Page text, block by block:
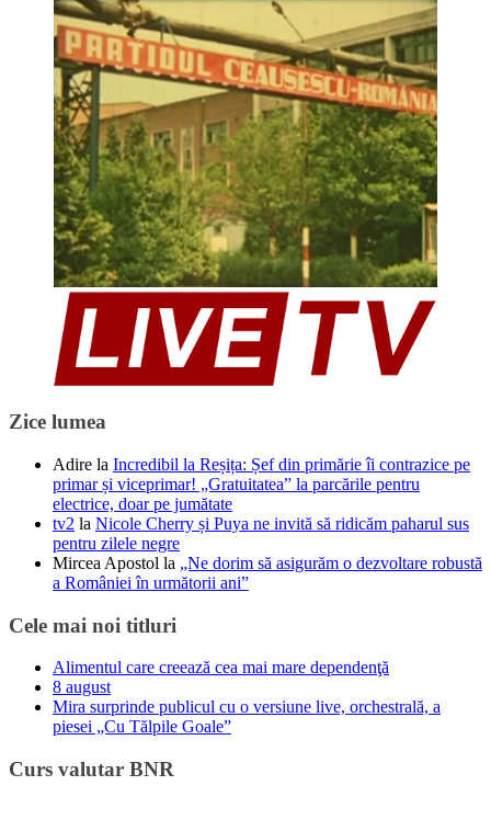
Zice lumea
Adire la Incredibil la Reșița: Șef din primărie îi contrazice pe
primar și viceprimar! „Gratuitatea” la parcările pentru
electrice, doar pe jumătate
tv2 la Nicole Cherry și Puya ne invită să ridicăm paharul sus
pentru zilele negre
Mircea Apostol la „Ne dorim să asigurăm o dezvoltare robustă
a României în următorii ani”
Cele mai noi titluri
Alimentul care creează cea mai mare dependenţă
8 august
Mira surprinde publicul cu o versiune live, orchestrală, a
piesei „Cu Tălpile Goale”
Curs valutar BNR